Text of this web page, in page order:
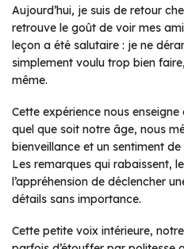
Aujourd’hui, je suis de retour
retrouve le goût de voir mes
leçon a été salutaire : je ne
simplement voulu trop bien
même.
Cette expérience nous enseigne
quel que soit notre âge, nous
bienveillance et un sentiment
Les remarques qui rabaissent,
l’appréhension de déclencher
détails sans importance.
Cette petite voix intérieure,